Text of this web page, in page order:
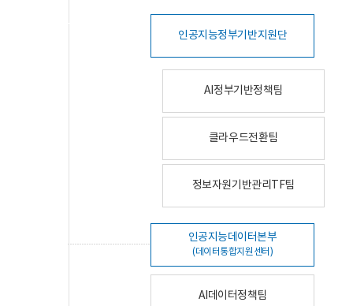
인공지능정부기반지원단
AI정부기반정책팀
클라우드전환팀
정보자원기반관리TF팀
인공지능데이터본부
(데이터통합지원센터)
AI데이터정책팀